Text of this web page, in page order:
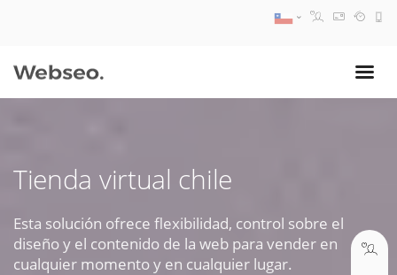
Tienda virtual chile
Esta solución ofrece flexibilidad, control sobre el
diseño y el contenido de la web para vender en
cualquier momento y en cualquier lugar.
09:30 AM A 18:30 PM
soporte@webseo.cl